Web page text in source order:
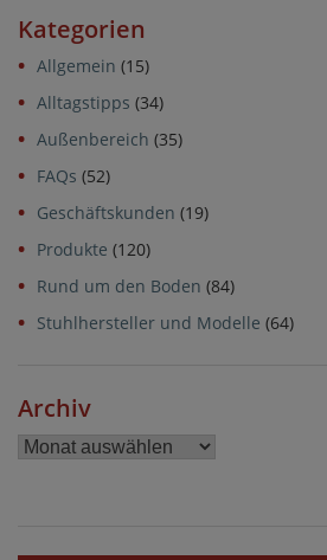
Kategorien
Allgemein (15)
Alltagstipps (34)
Außenbereich (35)
FAQs (52)
Geschäftskunden (19)
Produkte (120)
Rund um den Boden (84)
Stuhlhersteller und Modelle (64)
Archiv
Archiv